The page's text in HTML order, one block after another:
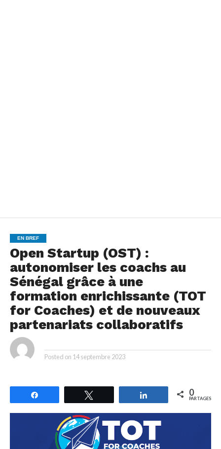
EN BREF
Open Startup (OST) :
autonomiser les coachs au
Sénégal grâce à une
formation enrichissante (TOT
for Coaches) et de nouveaux
partenariats collaboratifs
Posted on 14 septembre 2023
Partagez 0
PARTAGES